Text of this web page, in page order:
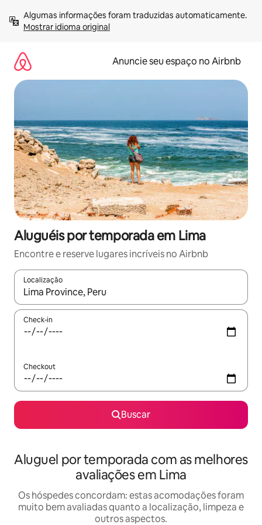
para
Mostrar idioma original
Anuncie seu espaço no Airbnb
Aluguéis por temporada em Lima
Encontre e reserve lugares incríveis no Airbnb
Localização
Quando os resultados estiverem disponíveis, explore-os
Check-in
Checkout
Buscar
Aluguel por temporada com as melhores
avaliações em Lima
Os hóspedes concordam: estas acomodações foram
muito bem avaliadas quanto a localização, limpeza e
outros aspectos.